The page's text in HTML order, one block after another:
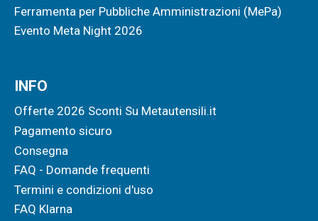
Ferramenta per Pubbliche Amministrazioni (MePa)
Evento Meta Night 2026
INFO
Offerte 2026 Sconti Su Metautensili.it
Pagamento sicuro
Consegna
FAQ - Domande frequenti
Termini e condizioni d'uso
FAQ Klarna